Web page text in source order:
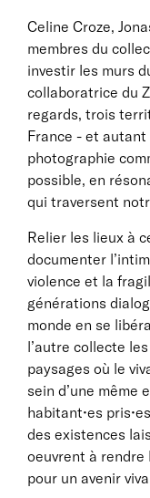
Celine Croze,
membres du
investir les murs
collaboratrice du
regards, trois
France - et
photographie
possible, en
qui traversent
Relier les lieux à
documenter
violence et la
générations
monde en se
l’autre collecte
paysages où le
sein d’une même
habitant•es
des existences
oeuvrent à rendre
pour un avenir